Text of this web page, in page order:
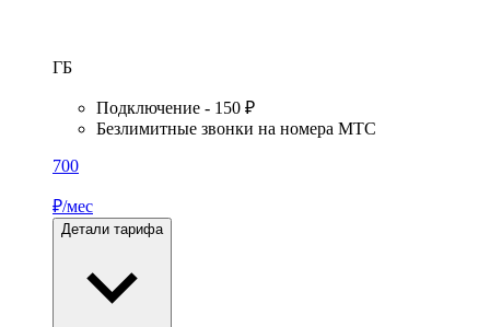
ГБ
Подключение - 150 ₽
Безлимитные звонки на номера МТС
700
₽/мес
Детали тарифа